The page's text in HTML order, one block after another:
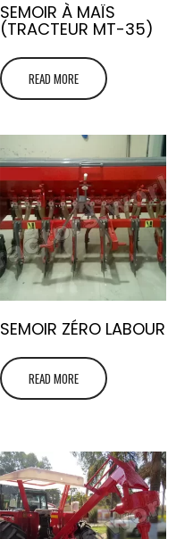
SEMOIR À MAÏS
(TRACTEUR MT-35)
READ MORE
SEMOIR ZÉRO LABOUR
READ MORE